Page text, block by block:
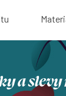
a slevy